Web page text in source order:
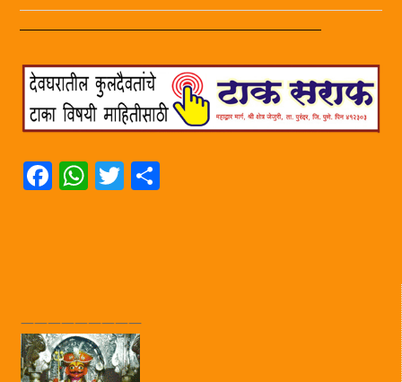
————————————————————————
Facebook
WhatsApp
Twitter
—————————